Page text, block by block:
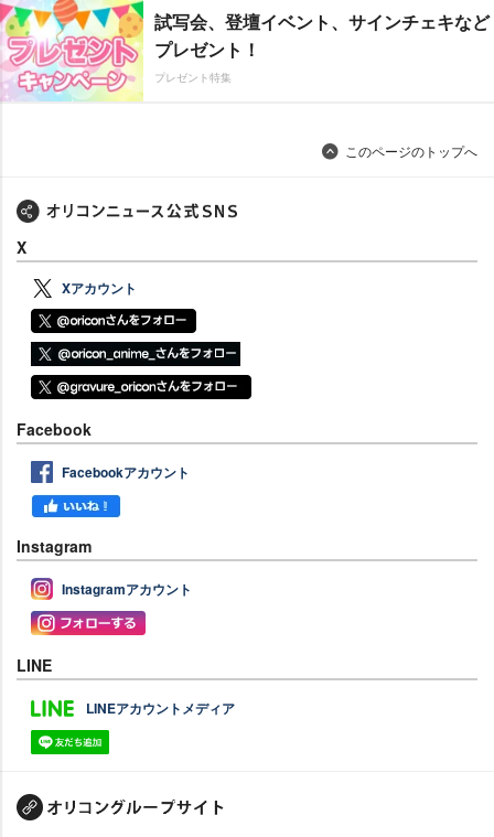
試写会、登壇イベント、サインチェキなど
プレゼント！
プレゼント特集
このページのトップへ
X
Xアカウント
Facebook
Facebookアカウント
Instagram
Instagramアカウント
LINE
LINEアカウントメディア